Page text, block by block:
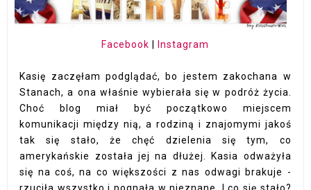
Facebook Instagram
Kasię zaczęłam podglądać, bo jestem zakochana w
Stanach, a ona właśnie wybierała się w podróż życia.
Choć blog miał być początkowo miejscem
komunikacji między nią, a rodziną i znajomymi jakoś
tak się stało, że chęć dzielenia się tym, co
amerykańskie została jej na dłużej. Kasia odważyła
się na coś, na co większości z nas odwagi brakuje -